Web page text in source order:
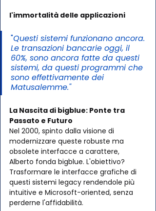
l'immortalità delle applicazioni
"Questi sistemi funzionano ancora.
Le transazioni bancarie oggi, il
60%, sono ancora fatte da questi
sistemi, da questi programmi che
sono effettivamente dei
Matusalemme."
La Nascita di bigblue: Ponte tra
Passato e Futuro
Nel 2000, spinto dalla visione di
modernizzare queste robuste ma
obsolete interfacce a carattere,
Alberto fonda bigblue. L'obiettivo?
Trasformare le interfacce grafiche di
questi sistemi legacy rendendole più
intuitive e Microsoft-oriented, senza
perderne l'affidabilità.